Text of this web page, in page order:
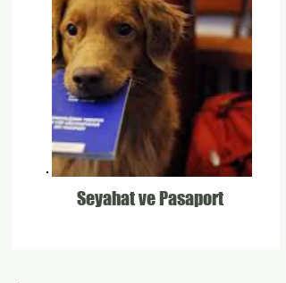
Seyahat ve Pasaport